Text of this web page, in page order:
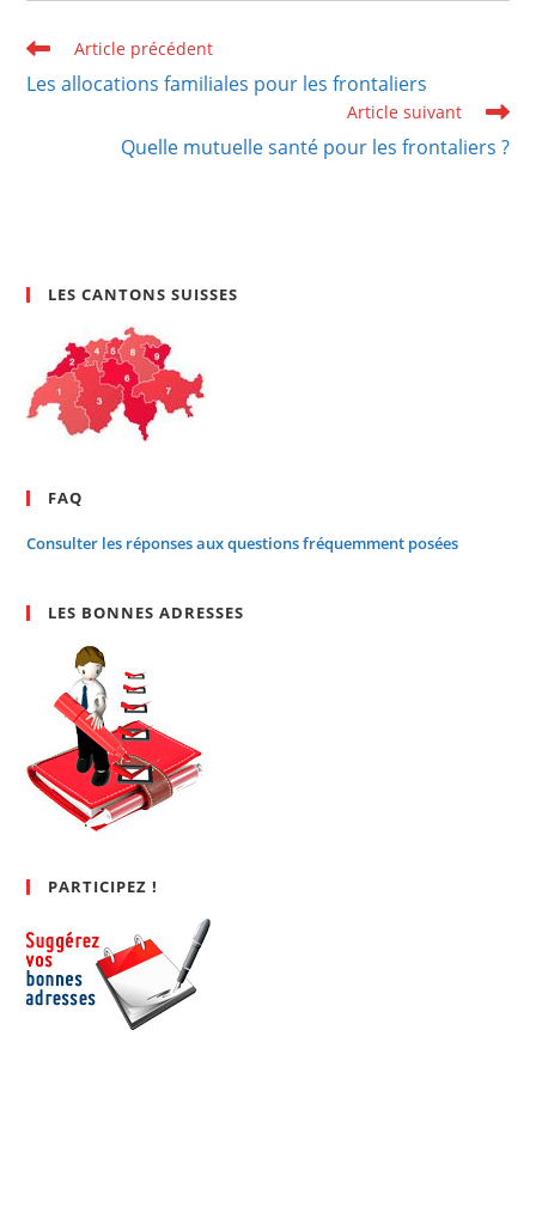
Read
articles
Article précédent
Les allocations familiales pour les frontaliers
Article suivant
Quelle mutuelle santé pour les frontaliers ?
LES CANTONS SUISSES
FAQ
Consulter les réponses aux questions fréquemment posées
LES BONNES ADRESSES
PARTICIPEZ !